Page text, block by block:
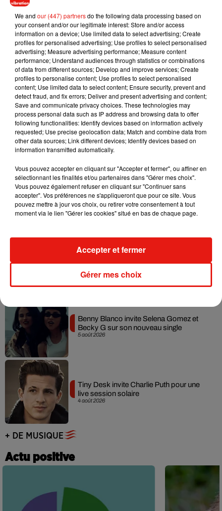
Musique
7 août 2026
Julien Lieb s’essaye à la vie de chatelain
dans son nouveau clip
7 août 2026
Madonna sort enfin le remix de « Love
Sensation » avec Kylie Minogue
7 août 2026
Tayc et Didi B dévoilent le single le plus
dansant de l’année
Angèle et Amélie Lens dévoilent leur
5 août 2026
Benny Blanco invite Selena Gomez et
Becky G sur son nouveau single
4 août 2026
Tiny Desk invite Charlie Puth pour une
live session solaire
+ DE MUSIQUE
Actu positive
We and our (447) partnersdo the following data processing based on
your consent and/or our legitimate interest: Store and/or access
information on a device; Use limited data to select advertising; Create
profiles for personalised advertising; Use profiles to select personalised
advertising; Measure advertising performance; Measure content
performance; Understand audiences through statistics or combinations
of data from different sources; Develop and improve services; Create
profiles to personalise content; Use profiles to select personalised
content; Use limited data to select content; Ensure security, prevent and
detect fraud, and fix errors; Deliver and present advertising and content;
Save and communicate privacy choices. These technologies may
process personal data such as IP address and browsing data to offer
following functionalities: Identify devices based on information actively
requested; Use precise geolocation data; Match and combine data from
other data sources; Link different devices; Identify devices based on
information transmitted automatically.
Vous pouvez accepter en cliquant sur "Accepter et fermer", ou affiner en
sélectionnant les finalités et/ou partenaires dans "Gérer mes choix".
Vous pouvez également refuser en cliquant sur "Continuer sans
accepter". Vos préférences ne s'appliqueront que pour ce site. Vous
pouvez mettre à jour vos choix, ou retirer votre consentement à tout
moment via le lien "Gérer les cookies" situé en bas de chaque page.
Gérer mes choix
Accepter et fermer